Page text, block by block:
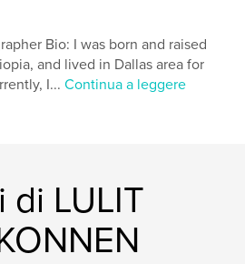
Bio: I was born and raised
and lived in Dallas area for
I...Continua a leggere
di LULIT